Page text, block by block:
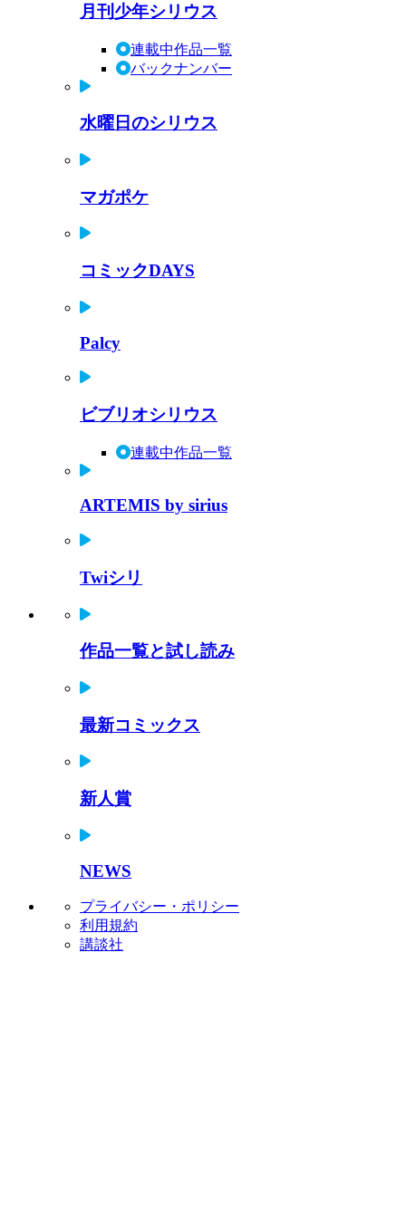
月刊少年シリウス
連載中作品一覧
バックナンバー
水曜日のシリウス
マガポケ
コミックDAYS
Palcy
ビブリオシリウス
連載中作品一覧
ARTEMIS by sirius
Twiシリ
作品一覧と試し読み
最新コミックス
新人賞
NEWS
プライバシー・ポリシー
利用規約
講談社